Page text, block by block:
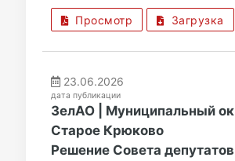
Просмотр Загрузка
23.06.2026
дата публикации
ЗелАО | Муниципальный
Старое Крюково
Решение Совета